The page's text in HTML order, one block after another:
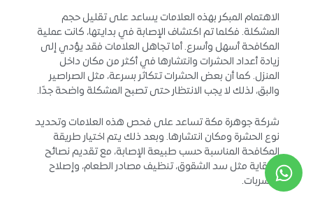
الاهتمام المبكر بهذه العلامات يساعد على تقليل حجم
المشكلة. فكلما تم اكتشاف الإصابة في بدايتها، كانت عملية
المكافحة أسهل وأسرع. أما تجاهل العلامات فقد يؤدي إلى
زيادة أعداد الحشرات وانتشارها في أكثر من مكان داخل
المنزل. كما أن بعض الحشرات تتكاثر بسرعة، مثل الصراصير
والبق، لذلك لا يجب الانتظار حتى تصبح المشكلة واضحة جدًا.
شركة جوهرة مكة تساعد على فحص هذه العلامات وتحديد
نوع الحشرة ومكان انتشارها. وبعد ذلك يتم اختيار طريقة
المكافحة المناسبة حسب طبيعة الإصابة، مع تقديم نصائح
للوقاية مثل سد الشقوق، تنظيف مصادر الطعام، وإصلاح
التسربات.